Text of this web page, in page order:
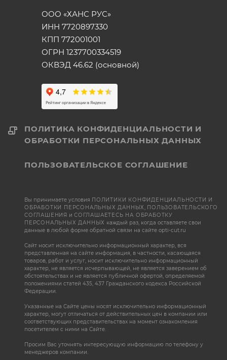
ООО «ХАНС РУС»
ИНН 7720897330
КПП 772001001
ОГРН 1237700334519
ОКВЭД 46.62 (основной)
ПОЛИТИКА КОНФИДЕНЦИАЛЬНОСТИ И
ОБРАБОТКИ ПЕРСОНАЛЬНЫХ ДАННЫХ
ПОЛЬЗОВАТЕЛЬСКОЕ СОГЛАШЕНИЕ
Вы принимаете условия ПОЛИТИКИ КОНФИДЕНЦИАЛЬНОСТИ И
ОБРАБОТКИ ПЕРСОНАЛЬНЫХ ДАННЫХ, ПОЛЬЗОВАТЕЛЬСКОГО
СОГЛАШЕНИЯ иСОГЛАШАЕТЕСЬ НА ОБРАБОТКУ
ПЕРСОНАЛЬНЫХ ДАННЫХ каждый раз, когда оставляете свои
данные в любой форме обратной связи на сайте opti-cut.ru
Сайт носит исключительно информационный характер, вся
представленная на сайте информация, в частности, касающаяся
товаров, работ и услуг, носит исключительно информационный
характер, не является исчерпывающей, не является заверением об
обстоятельствах и не является публичной офертой, определяемой
положениями статей 435, 437 Гражданского кодекса Российской
Федерации.
Указанные на Сайте цены носят исключительно информационный
характер, могут отличаться от действительных цен в компании или
соответствующих представительствах на момент ознакомления
посетителем с ними на Сайте.
Просим Вас уточнять интересующую информацию по телефону у
менеджеров компании.